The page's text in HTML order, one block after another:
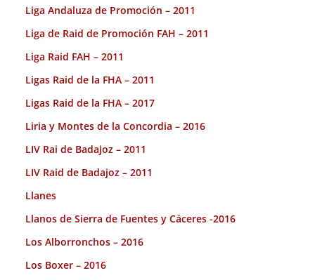
Liga Andaluza de Promoción – 2011
Liga de Raid de Promoción FAH – 2011
Liga Raid FAH – 2011
Ligas Raid de la FHA – 2011
Ligas Raid de la FHA – 2017
Liria y Montes de la Concordia – 2016
LIV Rai de Badajoz – 2011
LIV Raid de Badajoz – 2011
Llanes
Llanos de Sierra de Fuentes y Cáceres -2016
Los Alborronchos – 2016
Los Boxer – 2016